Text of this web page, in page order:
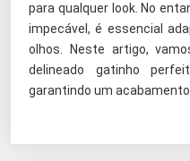
para qualquer look. No
impecável, é essencial
olhos. Neste artigo,
delineado gatinho
garantindo um acabamento